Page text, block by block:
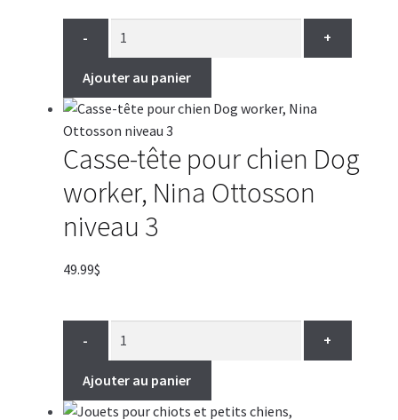
- +
Ajouter au panier
Casse-tête pour chien Dog
worker, Nina Ottosson
niveau 3
49.99$
- +
Ajouter au panier